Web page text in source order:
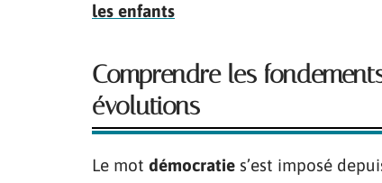
les enfants
Comprendre les
évolutions
Le mot démocratie s’est imposé